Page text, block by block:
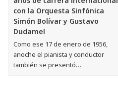
con la Orquesta Sinfónica
Simón Bolívar y Gustavo
Dudamel
Como ese 17 de enero de 1956,
anoche el pianista y conductor
también se presentó…